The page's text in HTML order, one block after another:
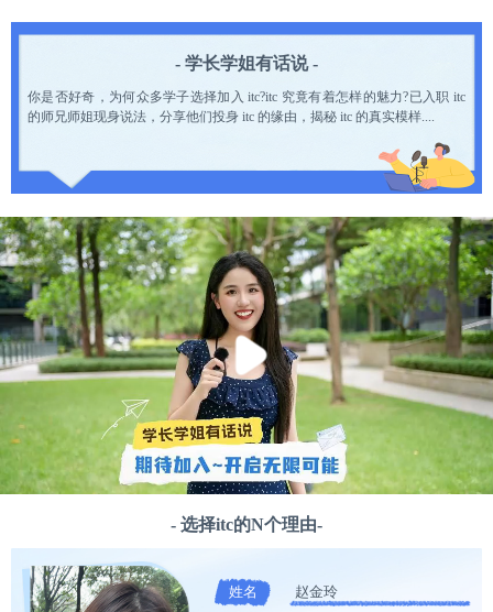
- 学长学姐有话说 -
你是否好奇，为何众多学子选择加入 itc?itc 究竟有着怎样的魅力?已入职 itc
的师兄师姐现身说法，分享他们投身 itc 的缘由，揭秘 itc 的真实模样....
- 选择itc的N个理由-
姓名 赵金玲